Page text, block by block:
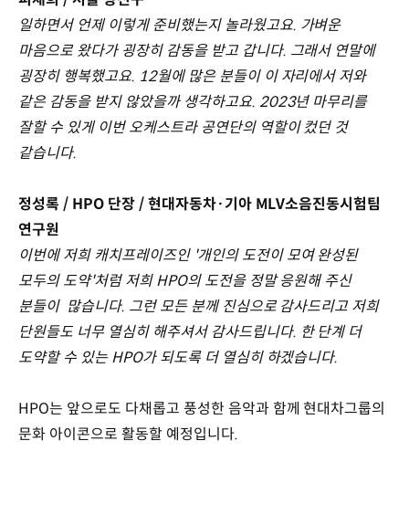
일하면서 언제 이렇게 준비했는지 놀라웠고요. 가벼운
마음으로 왔다가 굉장히 감동을 받고 갑니다. 그래서 연말에
굉장히 행복했고요. 12월에 많은 분들이 이 자리에서 저와
같은 감동을 받지 않았을까 생각하고요. 2023년 마무리를
잘할 수 있게 이번 오케스트라 공연단의 역할이 컸던 것
같습니다.
정성록 / HPO 단장 / 현대자동차·기아 MLV소음진동시험팀
연구원
이번에 저희 캐치프레이즈인 '개인의 도전이 모여 완성된
모두의 도약'처럼 저희 HPO의 도전을 정말 응원해 주신
분들이 많습니다. 그런 모든 분께 진심으로 감사드리고 저희
단원들도 너무 열심히 해주셔서 감사드립니다. 한 단계 더
도약할 수 있는 HPO가 되도록 더 열심히 하겠습니다.
HPO는 앞으로도 다채롭고 풍성한 음악과 함께 현대차그룹의
문화 아이콘으로 활동할 예정입니다.